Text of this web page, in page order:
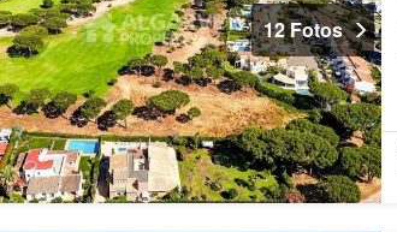
12 Fotos